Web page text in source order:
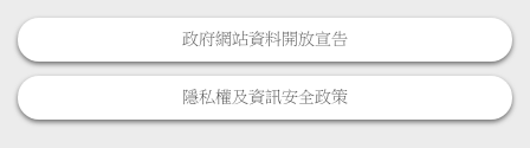
政府網站資料開放宣告
隱私權及資訊安全政策